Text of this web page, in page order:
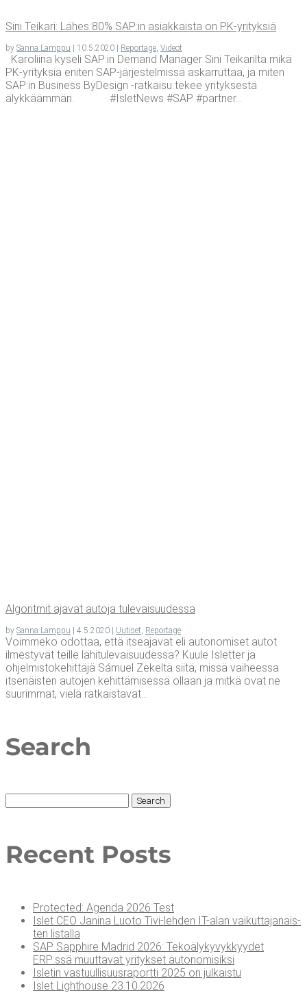
Sini Tei­ka­ri: Lähes 80% SAP:in asiak­kais­ta on PK-yrityksiä
by Sanna Lamppu | 10.5.2020 | Reportage Videot
Karoliina kyseli SAP:in Demand Manager Sini Teikarilta mikä
PK-yrityksiä eniten SAP-järjestelmissä askarruttaa, ja miten
SAP:in Business ByDesign -ratkaisu tekee yrityksestä
älykkäämmän. #IsletNews #SAP #partner...
Algo­rit­mit aja­vat auto­ja tulevaisuudessa
by Sanna Lamppu | 4.5.2020 | Uutiset Reportage
Voimmeko odottaa, että itseajavat eli autonomiset autot
ilmestyvät teille lähitulevaisuudessa? Kuule Isletter ja
ohjelmistokehittäjä Sámuel Zekeltä siitä, missä vaiheessa
itsenäisten autojen kehittämisessä ollaan ja mitkä ovat ne
suurimmat, vielä ratkaistavat...
Search
for:
Recent Posts
Pro­tec­ted: Agen­da 2026 Test
Islet CEO Jani­na Luo­to Tivi-leh­den IT-alan vai­kut­ta­ja­nais­
ten listalla
SAP Sapp­hi­re Madrid 2026: Teko­ä­ly­ky­vyk­kyy­det
ERP:ssä muut­ta­vat yri­tyk­set autonomisiksi
Isle­tin vas­tuul­li­suus­ra­port­ti 2025 on julkaistu
Islet Light­house 23.10.2026